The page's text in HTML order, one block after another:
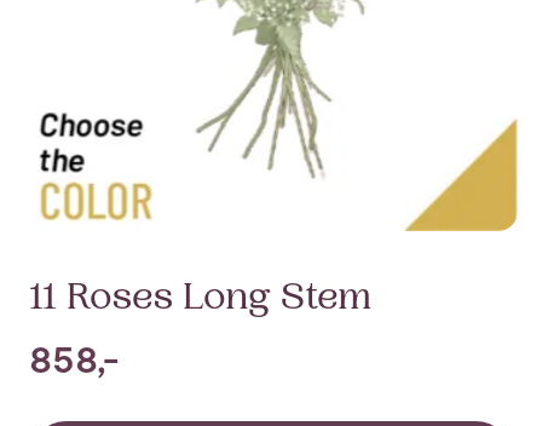
11 Roses Long Stem
858,-